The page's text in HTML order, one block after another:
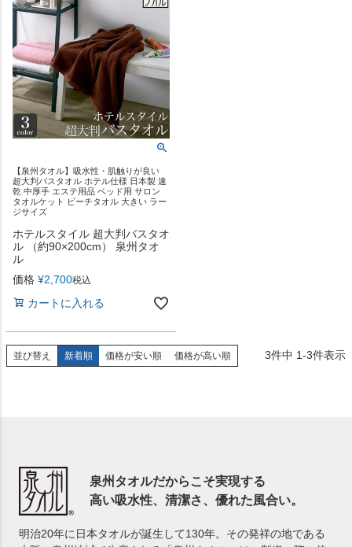
【泉州タオル】吸水性・肌触りが良い
超大判バスタオル ホテル仕様 日本製 速
乾 中厚手 エステ用品 ベッド用 サロン
タオルケット ビーチタオル 大きい ラー
ジサイズ
ホテルスタイル 超大判バスタオ
ル （約90×200cm） 泉州タオ
ル
価格 ¥2,700税込
カートに入れる
並び替え 新着順 価格が安い順 価格が高い順 3件中 1-3件表示
泉州タオルだからこそ実現する
高い吸水性、清潔さ、優れた風合い。
明治20年に日本タオルが誕生して130年。その発祥の地である